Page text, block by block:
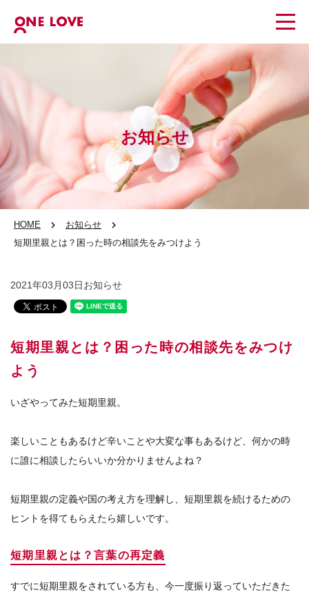
お知らせ
HOME
お知らせ
短期里親とは？困った時の相談先をみつけよう
2021年03月03日お知らせ
短期里親とは？困った時の相談先をみつけ
よう
いざやってみた短期里親。
楽しいこともあるけど辛いことや大変な事もあるけど、何かの時
に誰に相談したらいいか分かりませんよね？
短期里親の定義や国の考え方を理解し、短期里親を続けるための
ヒントを得てもらえたら嬉しいです。
短期里親とは？言葉の再定義
すでに短期里親をされている方も、今一度振り返っていただきた